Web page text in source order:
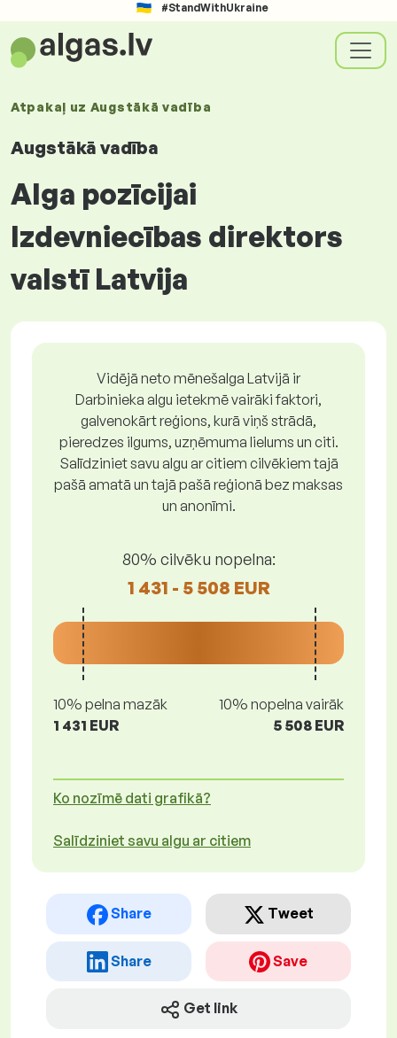
#StandWithUkraine
Atpakaļ uz Augstākā vadība
Augstākā vadība
Alga pozīcijai
Izdevniecības direktors
valstī Latvija
Vidējā neto mēnešalga Latvijā ir
Darbinieka algu ietekmē vairāki faktori,
galvenokārt reģions, kurā viņš strādā,
pieredzes ilgums, uzņēmuma lielums un citi.
Salīdziniet savu algu ar citiem cilvēkiem tajā
pašā amatā un tajā pašā reģionā bez maksas
un anonīmi.
80% cilvēku nopelna:
1 431 - 5 508 EUR
10% pelna mazāk
1 431 EUR
10% nopelna vairāk
5 508 EUR
Ko nozīmē dati grafikā?
Salīdziniet savu algu ar citiem
Share Tweet
Share Save
Get link